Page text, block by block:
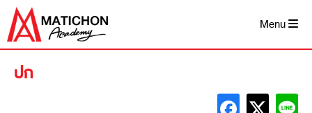
Skip
content
Menu
ปก